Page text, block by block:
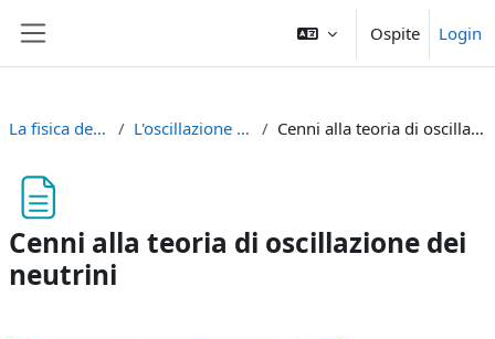
Ospite Login
La fisica dei neutrini L'oscillazione dei neutrini Cenni alla teoria di oscillazione dei neutrini
Cenni alla teoria di oscillazione dei
neutrini